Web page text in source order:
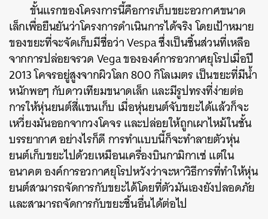
ขั้นแรกของโครงการนี้คือการเก็บขยะอวกาศขนาด
เล็กเพื่อยืนยันว่าโครงการดำเนินการได้จริงโดยเป้าหมาย
ของขยะที่จะจัดเก็บมีชื่อว่าVespaซึ่งเป็นชิ้นส่วนที่เหลือ
จากการปล่อยจรวดVegaขององค์การอวกาศยุโรปเมื่อปี
2013โคจรอยู่สูงจากผิวโลก800กิโลเมตรเป็นขยะที่มีน้ำ
หนักพอๆกับดาวเทียมขนาดเล็ก และมีรูปทรงที่ง่ายต่อ
การให้หุ่นยนต์สี่แขนเก็บ เมื่อหุ่นยนต์จับขยะได้แล้วก็จะ
เหวี่ยงมันออกจากวงโคจรและปล่อยให้ถูกเผาไหม้ในชั้น
บรรยากาศอย่างไรก็ดีการทำแบบนี้ก็จะทำลายตัวหุ่น
ยนต์เก็บขยะไปด้วยเหมือนเครื่องบินกามิกาเซ่แต่ใน
อนาคตองค์การอวกาศยุโรปหวังว่าจะหาวิธีการที่ทำให้หุ่น
ยนต์สามารถจัดการกับขยะได้โดยที่ตัวมันเองยังปลอดภัย
และสามารถจัดการกับขยะชิ้นอื่นได้ต่อไป